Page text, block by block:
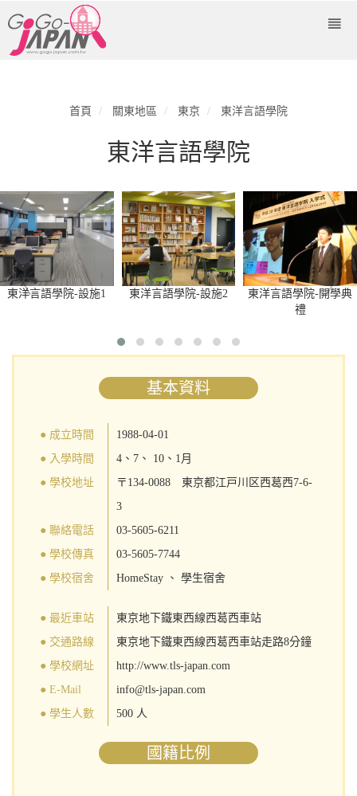
首頁 關東地區 東京 東洋言語學院
東洋言語學院
東洋言語學院-設施1 東洋言語學院-設施2
東洋言語學院-開學典
禮
基本資料
● 成立時間
1988-04-01
● 入學時間
4、7、 10、1月
● 學校地址
〒134-0088 東京都江戸川区西葛西7-6-
3
● 聯絡電話
03-5605-6211
● 學校傳真
03-5605-7744
● 學校宿舍
HomeStay 、 學生宿舍
● 最近車站
東京地下鐵東西線西葛西車站
● 交通路線
東京地下鐵東西線西葛西車站走路8分鐘
● 學校網址
http://www.tls-japan.com
● E-Mail
info@tls-japan.com
● 學生人數
500 人
國籍比例